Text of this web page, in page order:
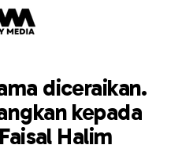
diceraikan.
kepada
Halim